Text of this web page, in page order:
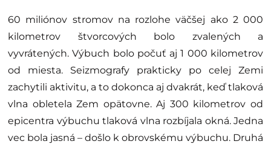
60 miliónov stromov na rozlohe väčšej ako 2 000
kilometrov štvorcových bolo zvalených a
vyvrátených. Výbuch bolo počuť aj 1 000 kilometrov
od miesta. Seizmografy prakticky po celej Zemi
zachytili aktivitu, a to dokonca aj dvakrát, keď tlaková
vlna obletela Zem opätovne. Aj 300 kilometrov od
epicentra výbuchu tlaková vlna rozbíjala okná. Jedna
vec bola jasná – došlo k obrovskému výbuchu. Druhá